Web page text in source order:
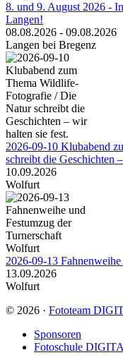
8. und 9. August 2026 -
Langen!
08.08.2026 - 09.08.2026
Langen bei Bregenz
2026-09-10 Klubabend
schreibt die Geschichten
10.09.2026
Wolfurt
2026-09-13
13.09.2026
Wolfurt
© 2026 · Fototeam
Sponsoren
Fotoschule